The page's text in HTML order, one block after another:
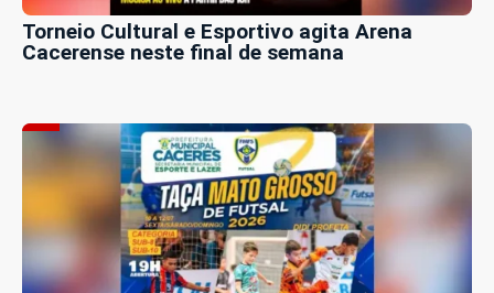
Torneio Cultural e Esportivo agita Arena
Cacerense neste final de semana